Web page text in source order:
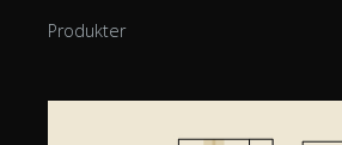
Produkter